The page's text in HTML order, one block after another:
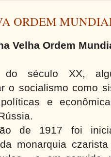
ORDEM
Velha Ordem
século XX,
o socialismo como
e
de 1917 foi
monarquia